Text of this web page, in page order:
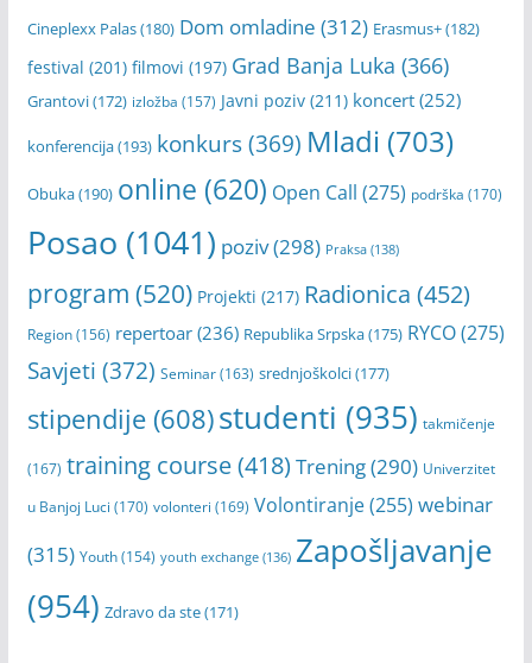
Cineplexx Palas(180) Dom omladine (312) Erasmus+(182)
festival (201) filmovi (197) Grad Banja Luka (366)
Grantovi(172) izložba (157) Javni poziv(211) koncert(252)
konferencija(193) konkurs(369) Mladi (703)
Obuka(190) online (620) Open Call (275) podrška (170)
Posao (1041) poziv(298) Praksa(138)
program (520) Projekti (217) Radionica (452)
Region(156) repertoar(236) Republika Srpska(175) RYCO(275)
Savjeti (372) Seminar(163) srednjoškolci(177)
stipendije(608)studenti (935) takmičenje
(167) training course(418) Trening(290) Univerzitet
u Banjoj Luci (170) volonteri (169) Volontiranje(255) webinar
(315) Youth(154) youth exchange(136) Zapošljavanje
(954) Zdravo da ste(171)